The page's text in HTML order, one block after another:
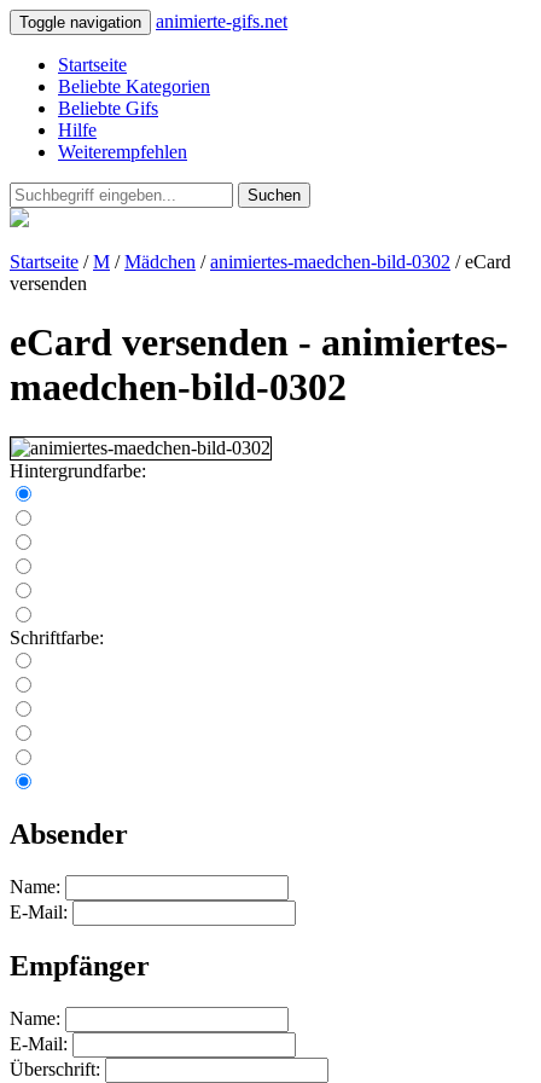
Toggle navigation animierte-gifs.net
Startseite
Beliebte Kategorien
Beliebte Gifs
Hilfe
Weiterempfehlen
Suchen
Startseite /M /Mädchen /animiertes-maedchen-bild-0302 / eCard
versenden
eCard versenden - animiertes-
maedchen-bild-0302
Hintergrundfarbe:
Schriftfarbe:
Absender
Name:
E-Mail:
Empfänger
Name:
E-Mail:
Überschrift: